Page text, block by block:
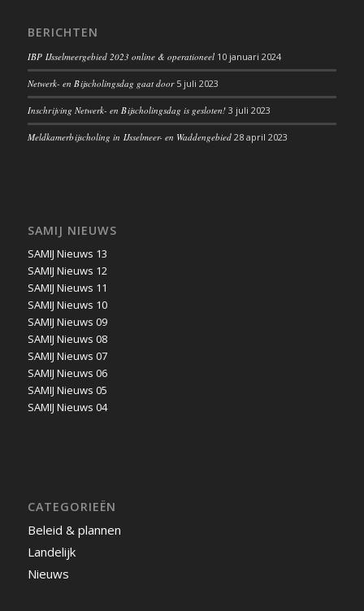
BERICHTEN
IBP IJsselmeergebied 2023 online & operationeel 10 januari 2024
Netwerk- en Bijscholingsdag gaat door 5 juli 2023
Inschrijving Netwerk- en Bijscholingsdag is gesloten! 3 juli 2023
Meldkamerbijscholing in IJsselmeer- en Waddengebied 28 april 2023
SAMIJ NIEUWS
SAMIJ Nieuws 13
SAMIJ Nieuws 12
SAMIJ Nieuws 11
SAMIJ Nieuws 10
SAMIJ Nieuws 09
SAMIJ Nieuws 08
SAMIJ Nieuws 07
SAMIJ Nieuws 06
SAMIJ Nieuws 05
SAMIJ Nieuws 04
CATEGORIEËN
Beleid & plannen
Landelijk
Nieuws